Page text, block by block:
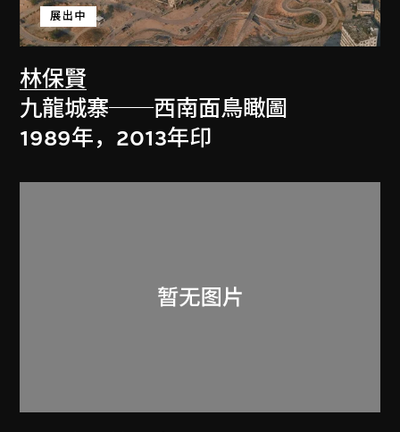
林保賢
展出中
九龍城寨──西南面鳥瞰圖
1989年，2013年印